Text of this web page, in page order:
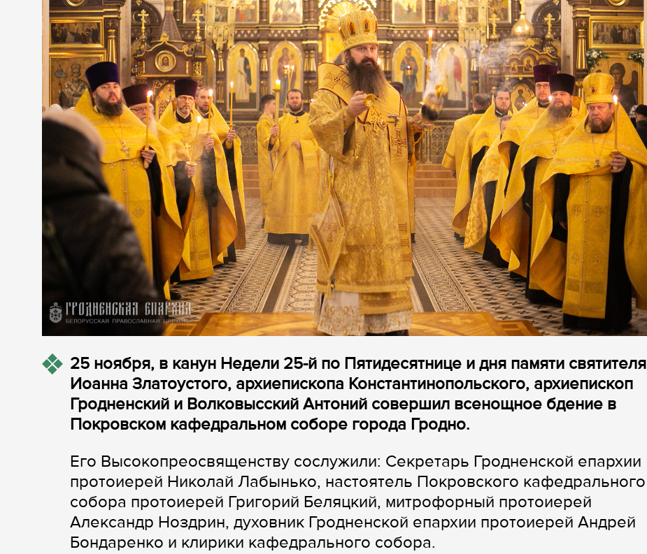
25 ноября, в канун Недели 25-й по Пятидесятнице и дня памяти святителя
Иоанна Златоустого, архиепископа Константинопольского, архиепископ
Гродненский и Волковысский Антоний совершил всенощное бдение в
Покровском кафедральном соборе города Гродно.
Его Высокопреосвященству сослужили: Секретарь Гродненской епархии
протоиерей Николай Лабынько, настоятель Покровского кафедрального
собора протоиерей Григорий Беляцкий, митрофорный протоиерей
Александр Ноздрин, духовник Гродненской епархии протоиерей Андрей
Бондаренко и клирики кафедрального собора.